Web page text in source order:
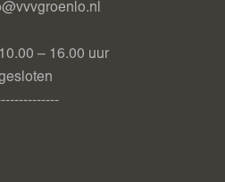
– 16.00 uur